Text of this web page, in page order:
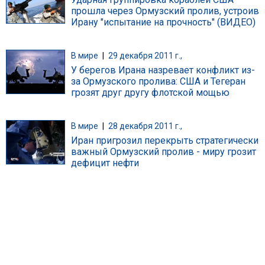
прошла через Ормузский пролив, устроив
Ирану "испытание на прочность" (ВИДЕО)
В мире 29 декабря 2011 г.,
У берегов Ирана назревает конфликт из-
за Ормузского пролива: США и Тегеран
грозят друг другу флотской мощью
В мире 28 декабря 2011 г.,
Иран пригрозил перекрыть стратегически
важный Ормузский пролив - миру грозит
дефицит нефти